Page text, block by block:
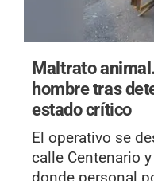
Maltrato animal.
hombre tras
estado crítico
El operativo se
calle Centenario
donde personal